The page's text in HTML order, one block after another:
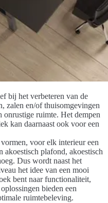
bij het verbeteren van de
zalen en/of thuisomgevingen
onrustige ruimte. Het dempen
kan daarnaast ook voor een
voor elk interieur een
akoestisch plafond, akoestisch
Dus wordt naast het
het idee van een mooi
bent naar functionaliteit,
bieden een
ruimtebeleving.